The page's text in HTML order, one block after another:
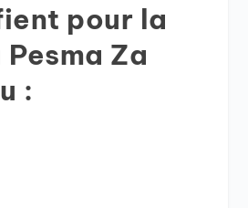
pour la
Za
: